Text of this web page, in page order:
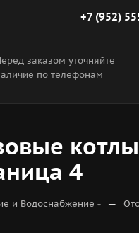
+7 (952)
заказом уточняйте
по телефонам
4
и Водоснабжение —